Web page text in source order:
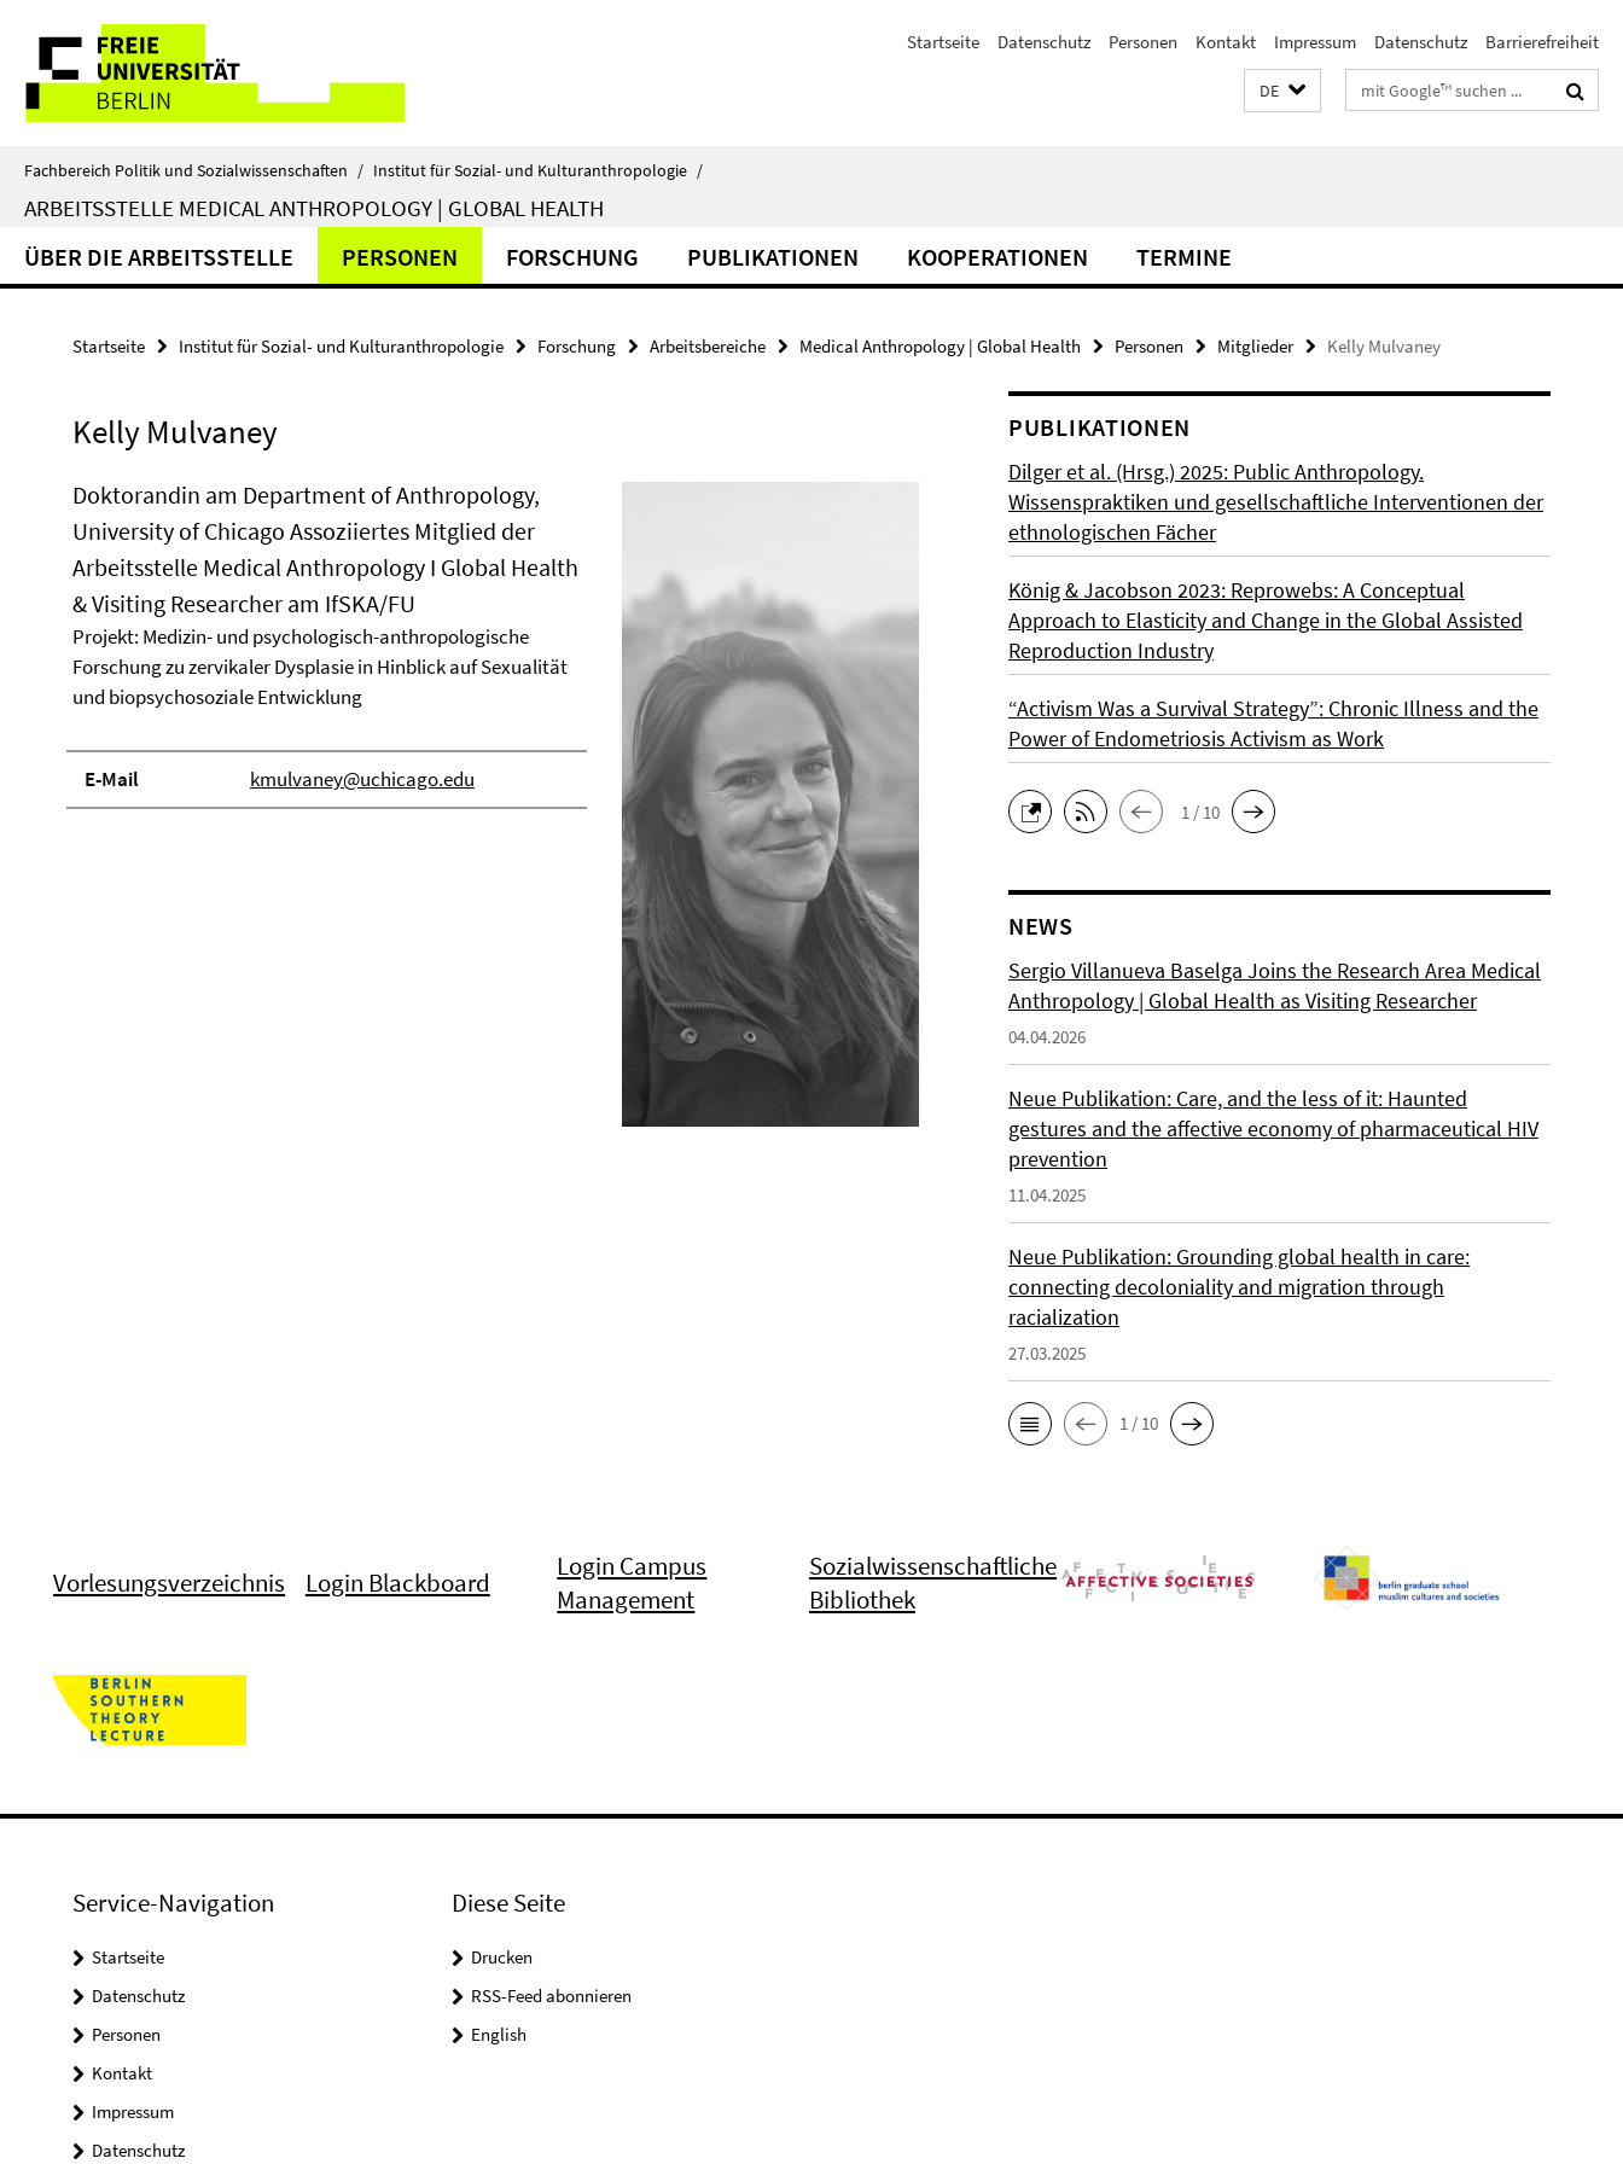
direkt
Inhalt
Service-
Navigation
Startseite Datenschutz Personen Kontakt Impressum Datenschutz Barrierefreiheit
DE Suchbegriffe
Fachbereich Politik und Sozialwissenschaften / Institut für Sozial- und Kulturanthropologie /
ARBEITSSTELLE MEDICAL ANTHROPOLOGY | GLOBAL HEALTH
ÜBER DIE ARBEITSSTELLE PERSONEN FORSCHUNG PUBLIKATIONEN KOOPERATIONEN TERMINE
Startseite Institut für Sozial- und Kulturanthropologie Forschung Arbeitsbereiche Medical Anthropology | Global Health Personen Mitglieder Kelly Mulvaney
Kelly Mulvaney
Doktorandin am Department of Anthropology,
University of Chicago Assoziiertes Mitglied der
Arbeitsstelle Medical Anthropology I Global Health
& Visiting Researcher am IfSKA/FU
Projekt: Medizin- und psychologisch-anthropologische
Forschung zu zervikaler Dysplasie in Hinblick auf Sexualität
und biopsychosoziale Entwicklung
E-Mail kmulvaney@uchicago.edu
PUBLIKATIONEN
Dilger et al. (Hrsg.) 2025: Public Anthropology.
Wissenspraktiken und gesellschaftliche Interventionen der
ethnologischen Fächer
König & Jacobson 2023: Reprowebs: A Conceptual
Approach to Elasticity and Change in the Global Assisted
Reproduction Industry
“Activism Was a Survival Strategy”: Chronic Illness and the
Power of Endometriosis Activism as Work
1 / 10
NEWS
Sergio Villanueva Baselga Joins the Research Area Medical
Anthropology | Global Health as Visiting Researcher
04.04.2026
Neue Publikation: Care, and the less of it: Haunted
gestures and the affective economy of pharmaceutical HIV
prevention
11.04.2025
Neue Publikation: Grounding global health in care:
connecting decoloniality and migration through
racialization
27.03.2025
1 / 10
Vorlesungsverzeichnis Login Blackboard
Login Campus
Management
Sozialwissenschaftliche
Bibliothek
Service-Navigation
Startseite
Datenschutz
Personen
Kontakt
Impressum
Datenschutz
Diese Seite
Drucken
RSS-Feed abonnieren
English